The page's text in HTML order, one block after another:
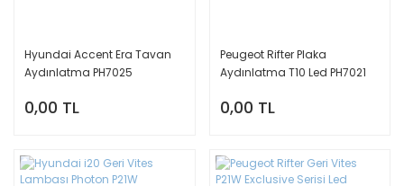
Hyundai Accent Era Tavan
Aydınlatma PH7025
0,00 TL
Peugeot Rifter Plaka
Aydınlatma T10 Led PH7021
0,00 TL